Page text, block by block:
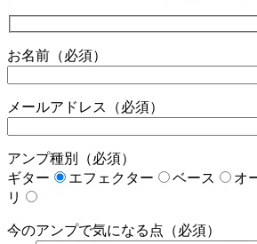
お名前（必須）
メールアドレス（必須）
アンプ種別（必須）
ギター
エフェクター ベース オ
リ
今のアンプで気になる点（必須）